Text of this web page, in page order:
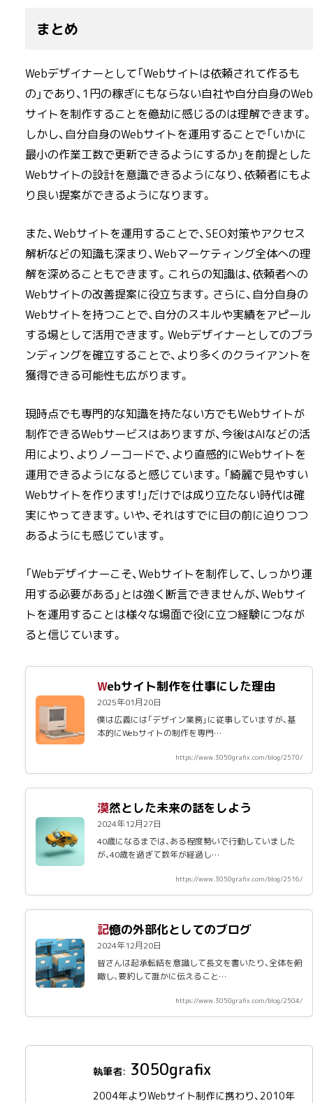
まとめ
Webデザイナーとして「Webサイトは依頼されて作るも
の」であり、1円の稼ぎにもならない自社や自分自身のWeb
サイトを制作することを億劫に感じるのは理解できます。
しかし、自分自身のWebサイトを運用することで「いかに
最小の作業工数で更新できるようにするか」を前提とした
Webサイトの設計を意識できるようになり、依頼者にもよ
り良い提案ができるようになります。
また、Webサイトを運用することで、SEO対策やアクセス
解析などの知識も深まり、Webマーケティング全体への理
解を深めることもできます。これらの知識は、依頼者への
Webサイトの改善提案に役立ちます。さらに、自分自身の
Webサイトを持つことで、自分のスキルや実績をアピール
する場として活用できます。Webデザイナーとしてのブラ
ンディングを確立することで、より多くのクライアントを
獲得できる可能性も広がります。
現時点でも専門的な知識を持たない方でもWebサイトが
制作できるWebサービスはありますが、今後はAIなどの活
用により、よりノーコードで、より直感的にWebサイトを
運用できるようになると感じています。「綺麗で見やすい
Webサイトを作ります！」だけでは成り立たない時代は確
実にやってきます。いや、それはすでに目の前に迫りつつ
あるようにも感じています。
「Webデザイナーこそ、Webサイトを制作して、しっかり運
用する必要がある」とは強く断言できませんが、Webサイ
トを運用することは様々な場面で役に立つ経験につなが
ると信じています。
Webサイト制作を仕事にした理由
2025年01月20日
僕は広義には「デザイン業務」に従事していますが、基
本的にWebサイトの制作を専門…
https://www.3050grafix.com/blog/2570/
漠然とした未来の話をしよう
2024年12月27日
40歳になるまでは、ある程度勢いで行動していました
が、40歳を過ぎて数年が経過し…
https://www.3050grafix.com/blog/2516/
記憶の外部化としてのブログ
2024年12月20日
皆さんは起承転結を意識して長文を書いたり、全体を俯
瞰し、要約して誰かに伝えること…
https://www.3050grafix.com/blog/2504/
3050grafix
2004年よりWebサイト制作に携わり、2010年